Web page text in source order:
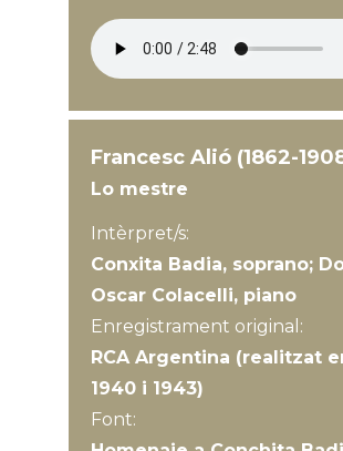
Francesc Alió (1862-
Lo mestre
Intèrpret/s:
Conxita Badia, soprano;
Oscar Colacelli, piano
Enregistrament original:
RCA Argentina (realitzat
1940 i 1943)
Font: